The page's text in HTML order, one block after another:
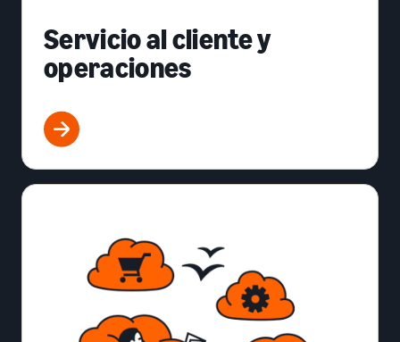
Servicio al cliente y
operaciones